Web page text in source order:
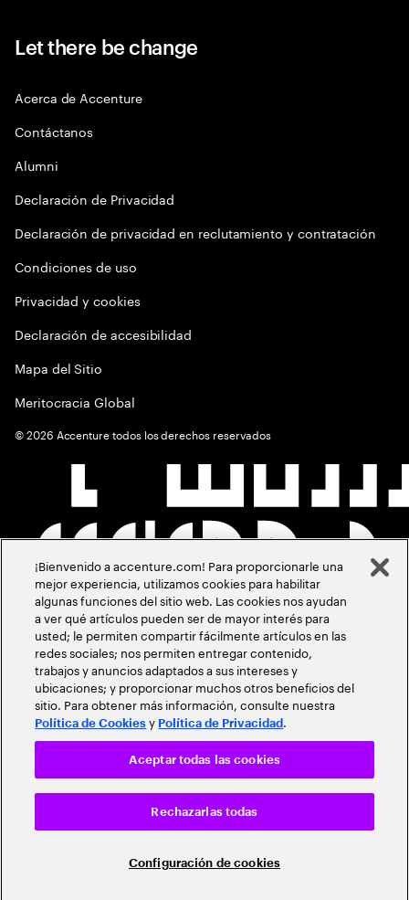
Let there be change
Acerca de Accenture
Contáctanos
Alumni
Declaración de Privacidad
Declaración de privacidad en reclutamiento y contratación
Condiciones de uso
Privacidad y cookies
Declaración de accesibilidad
Mapa del Sitio
Meritocracia Global
©2026 Accenture todos los derechos reservados
¡Bienvenido a accenture.com! Para proporcionarle una
mejor experiencia, utilizamos cookies para habilitar
algunas funciones del sitio web. Las cookies nos ayudan
a ver qué artículos pueden ser de mayor interés para
usted; le permiten compartir fácilmente artículos en las
redes sociales; nos permiten entregar contenido,
trabajos y anuncios adaptados a sus intereses y
ubicaciones; y proporcionar muchos otros beneficios del
sitio. Para obtener más información, consulte nuestra
Política de Cookies y Política de Privacidad .
Configuración de cookies
Rechazarlas todas
Aceptar todas las cookies